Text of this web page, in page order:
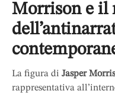
Morrison e il
La figura di Jasper
rappresentativa